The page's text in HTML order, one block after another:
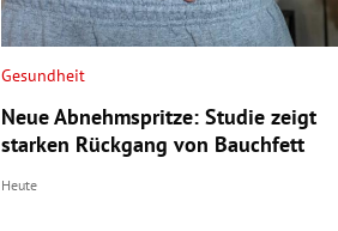
Gesundheit
Neue Abnehmspritze: Studie zeigt
starken Rückgang von Bauchfett
Heute